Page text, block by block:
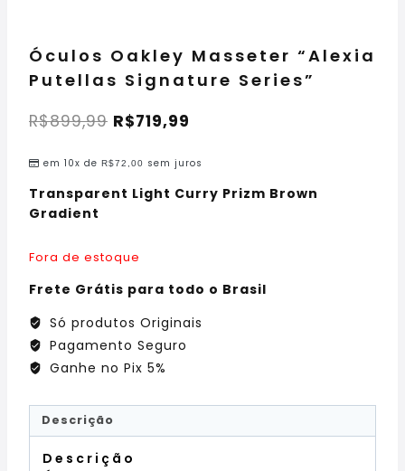
Óculos Oakley Masseter “Alexia
Putellas Signature Series”
R$899,99 R$719,99
em 10x de R$72,00 sem juros
Transparent Light Curry Prizm Brown
Gradient
Fora de estoque
Frete Grátis para todo o Brasil
Só produtos Originais
Pagamento Seguro
Ganhe no Pix 5%
Descrição
Descrição